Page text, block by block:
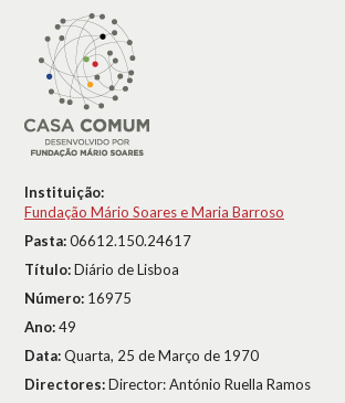
Instituição:
Fundação Mário Soares e Maria Barroso
Pasta:06612.150.24617
Título:Diário de Lisboa
Número: 16975
Ano:49
Data:Quarta, 25 de Março de 1970
Directores:Director: António Ruella Ramos